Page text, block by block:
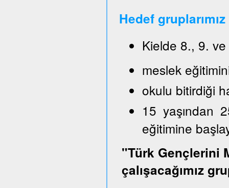
Hedef gruplarımız
Kielde 8., 9.
meslek
okulu bitirdiği
15 yaşından
eğitimine
"Türk Gençlerini
çalışacağımız